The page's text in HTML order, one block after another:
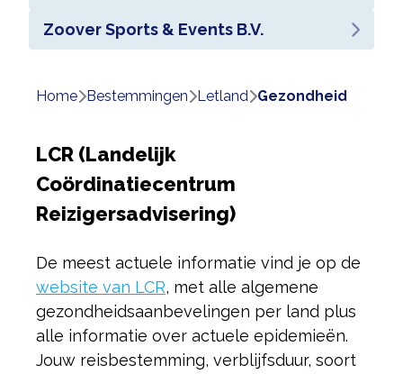
Zoover Sports & Events B.V.
Home bestemmingen letland gezondheid
LCR (Landelijk
Coördinatiecentrum
Reizigersadvisering)
De meest actuele informatie vind je op de
website van LCR, met alle algemene
gezondheidsaanbevelingen per land plus
alle informatie over actuele epidemieën.
Jouw reisbestemming, verblijfsduur, soort